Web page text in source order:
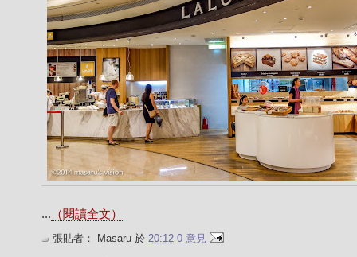
... （閱讀全文）
張貼者： Masaru 於 20:12 0 意見